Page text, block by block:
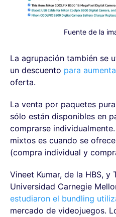
Fuente de la
La agrupación también se
un descuento para
oferta.
La venta por paquetes
sólo están disponibles en
comprarse
mixtos es cuando se
(compra individual y
Vineet Kumar, de la HBS, y
Universidad Carnegie
estudiaron el bundling
mercado de videojuegos.